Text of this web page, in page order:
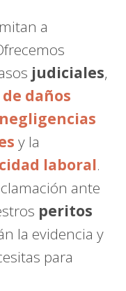
a
judiciales,
daños
negligencias
y la
laboral.
ante
peritos
la evidencia y
para